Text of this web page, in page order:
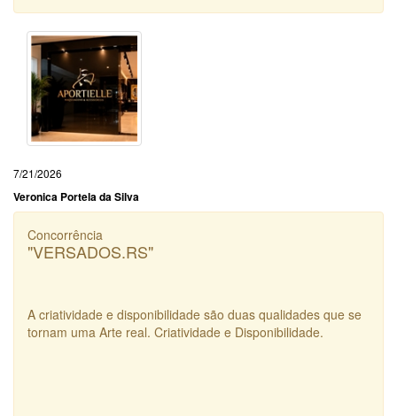
7/21/2026
Veronica Portela da Silva
Concorrência
"VERSADOS.RS"
A criatividade e disponibilidade são duas qualidades que se
tornam uma Arte real. Criatividade e Disponibilidade.